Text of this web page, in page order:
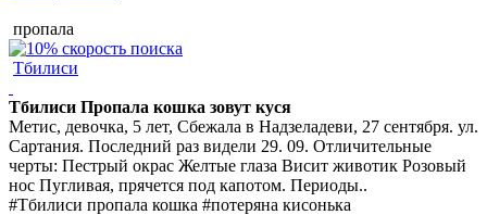
пропала
Тбилиси
Тбилиси Пропала кошка зовут куся
Метис, девочка, 5 лет, Сбежала в Надзеладеви, 27 сентября. ул.
Сартания. Последний раз видели 29. 09. Отличительные
черты: Пестрый окрас Желтые глаза Висит животик Розовый
нос Пугливая, прячется под капотом. Периоды..
#Тбилиси пропала кошка #потеряна кисонька